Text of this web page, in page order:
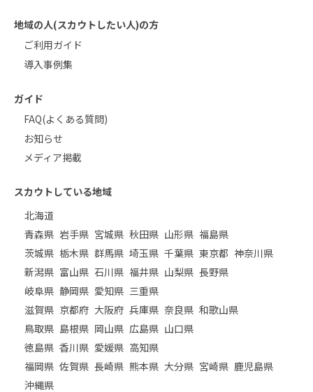
地域の人(スカウトしたい人)の方
ご利用ガイド
導入事例集
ガイド
FAQ(よくある質問)
お知らせ
メディア掲載
スカウトしている地域
北海道
青森県 岩手県 宮城県 秋田県 山形県 福島県
茨城県 栃木県 群馬県 埼玉県 千葉県 東京都 神奈川県
新潟県 富山県 石川県 福井県 山梨県 長野県
岐阜県 静岡県 愛知県 三重県
滋賀県 京都府 大阪府 兵庫県 奈良県 和歌山県
鳥取県 島根県 岡山県 広島県 山口県
徳島県 香川県 愛媛県 高知県
福岡県 佐賀県 長崎県 熊本県 大分県 宮崎県 鹿児島県
沖縄県